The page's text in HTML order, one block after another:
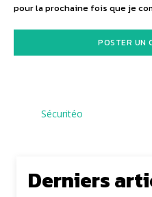
pour la prochaine fois que je
Sécuritéo
Derniers